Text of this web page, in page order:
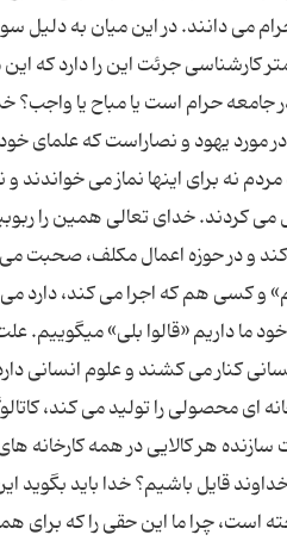
می دانند. در این میان به دلیل
كارشناسی جرئت این را دارد كه
در مورد یهود و نصاراست كه علمای
نه برای اینها نماز می خواندند و
كردند. خدای تعالی همین را
و در حوزه اعمال مكلف، صحبت
كسی هم كه اجرا می كند، دارد می
ما داریم «قالوا بلی» میگوییم.
كنار می كشند و علوم انسانی
ای محصولی را تولید می كند،
هر كالایی در همه كارخانه
قایل باشیم؟ خدا باید بگوید
چرا ما این حقی را كه برای